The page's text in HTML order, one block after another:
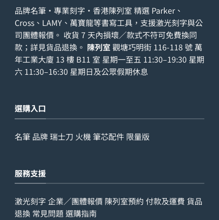
品牌名筆・專業刻字・香港陳列室 精選 Parker、
Cross、LAMY、萬寶龍等書寫工具，支援激光刻字與公
司團體報價。 收貨 7 天內損壞／款式不符可免費換同
款；詳見貨品退換 。 陳列室 觀塘巧明街 116-118 號 萬
年工業大廈 13 樓 B11 室 星期一至五 11:30–19:30 星期
六 11:30–16:30 星期日及公眾假期休息
選購入口
名筆 品牌瑞士刀 火機筆芯配件 限量版
服務支援
激光刻字 企業／團體報價 陳列室預約 付款及運費 貨品
退換 常見問題 選購指南